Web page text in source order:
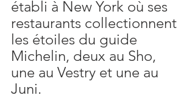
établi à New York où ses
restaurants collectionnent
les étoiles du guide
Michelin, deux au Sho,
une au Vestry et une au
Juni.